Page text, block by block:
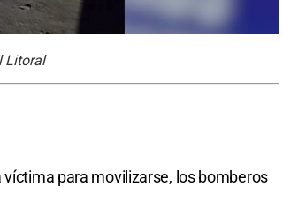
Litoral
para movilizarse, los bomberos